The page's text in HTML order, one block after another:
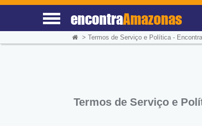
encontraAmazonas
>Termos de Serviço e Política -
Termos de Serviço e